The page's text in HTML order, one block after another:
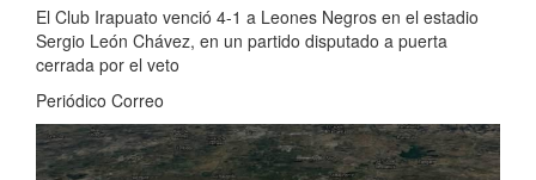
El Club Irapuato venció 4-1 a Leones Negros en el estadio
Sergio León Chávez, en un partido disputado a puerta
cerrada por el veto
Periódico Correo